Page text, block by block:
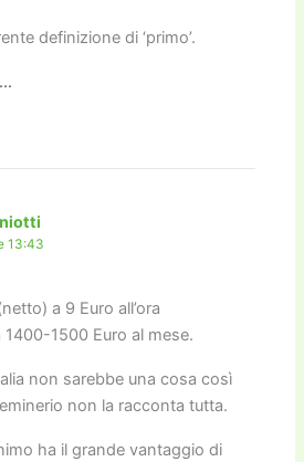
definizione di ‘primo’.
13:43
a 9 Euro all’ora
1500 Euro al mese.
non sarebbe una cosa così
non la racconta tutta.
ha il grande vantaggio di